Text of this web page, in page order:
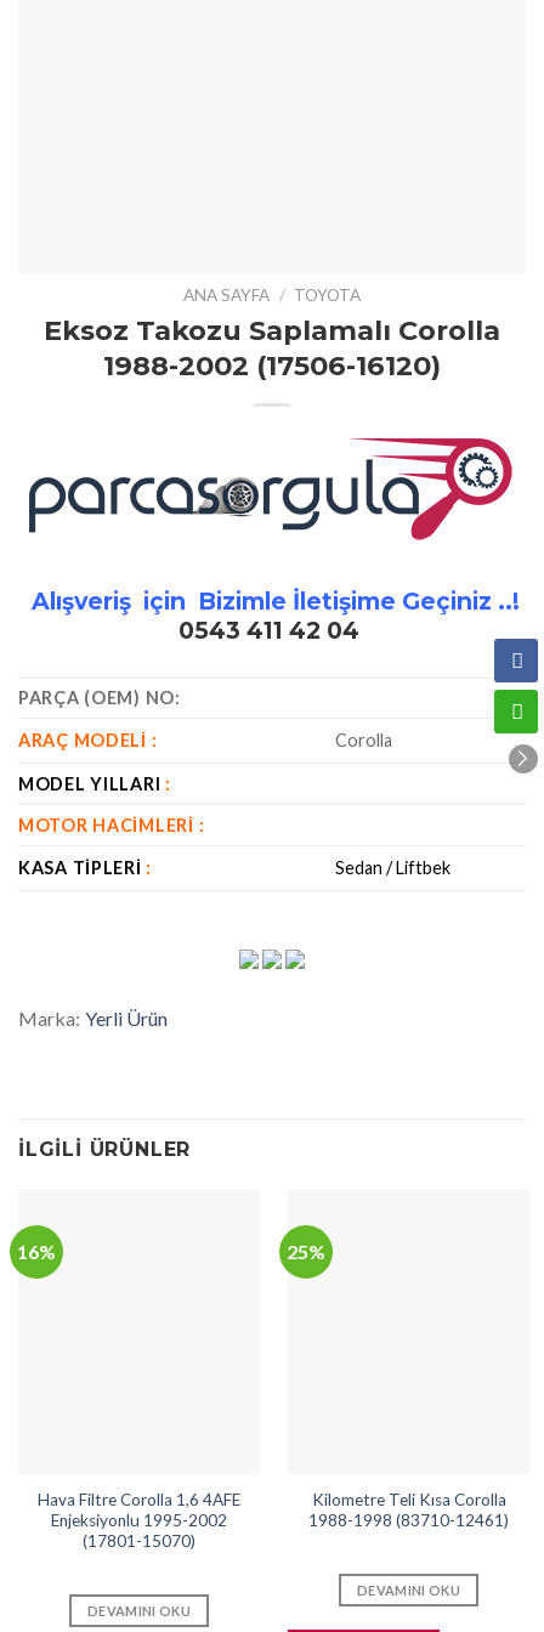
ANA SAYFA / TOYOTA
Eksoz Takozu Saplamalı Corolla
1988-2002 (17506-16120)
Alışveriş için Bizimle İletişime Geçiniz ..!
0543 411 42 04
PARÇA (OEM) NO:
ARAÇ MODELI : Corolla
MODEL YILLARI :
MOTOR HACIMLERI :
KASA TIPLERI : Sedan / Liftbek
Marka: Yerli Ürün
İLGILI ÜRÜNLER
16%
Hava Filtre Corolla 1,6 4AFE
Enjeksiyonlu 1995-2002
(17801-15070)
DEVAMINI OKU
25%
Kilometre Teli Kısa Corolla
1988-1998 (83710-12461)
DEVAMINI OKU